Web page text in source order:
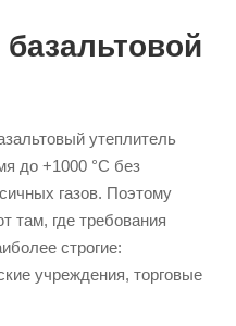
утеплитель
до +1000 °C без
газов. Поэтому
там, где требования
строгие:
учреждения, торговые